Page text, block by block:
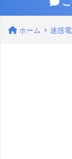
ホーム 迷惑